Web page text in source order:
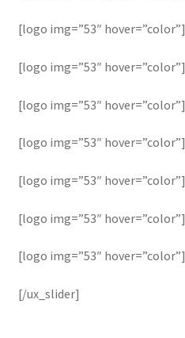
[logo img=”53″ hover=”color”]
[logo img=”53″ hover=”color”]
[logo img=”53″ hover=”color”]
[logo img=”53″ hover=”color”]
[logo img=”53″ hover=”color”]
[logo img=”53″ hover=”color”]
[logo img=”53″ hover=”color”]
[/ux_slider]